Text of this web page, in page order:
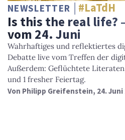
NEWSLETTER #LaTdH
Is this the real life?
vom 24. Juni
Wahrhaftiges und reflektiertes
Debatte live vom Treffen der
Außerdem: Geflüchtete
und 1 fresher Feiertag.
Von Philipp Greifenstein, 24. Juni